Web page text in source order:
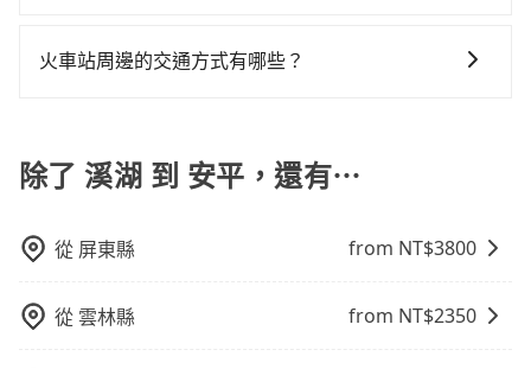
來預約tripool！如果你是獨自一人乘車，也可參考
時卻偏偏找不到停車位，對於急著用車或者要載其他乘
天或者載行李時，就顯得非常不便。
選租用適合1~4歲的兒童汽車座椅或4歲以上的增高墊，
途交通且途中遵守台灣法律，無論是清明掃墓、包車旅
市接送的需求，tripool都能滿足你。乘車前一天下午五
點以前完成預約，隔天保證出車。如需公司報帳打統
據。
火車站周邊的交通方式有哪些？
站，相對便宜經濟。 計程車：乘坐計程車到達或離開火
車站，方便快捷但昂貴。 捷運/輕軌：通過捷運或輕軌到
開火車站，是最便利的，無需與人共乘、快速抵達。
除了 溪湖 到 安平，還有⋯
從 屏東縣 from NT$3800
從雲林縣 from NT$2350